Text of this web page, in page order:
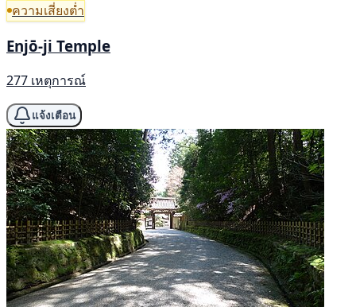
ความเสี่ยงต่ำ
Enjō-ji Temple
277 เหตุการณ์
แจ้งเตือน